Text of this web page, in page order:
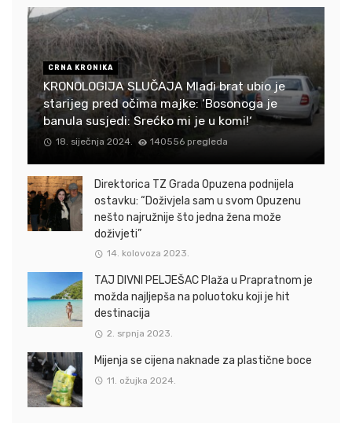
CRNA KRONIKA
KRONOLOGIJA SLUČAJA Mlađi brat ubio je
starijeg pred očima majke: ‘Bosonoga je
banula susjedi: Srećko mi je u komi!‘
18. siječnja 2024. 140556 pregleda
Direktorica TZ Grada Opuzena podnijela
ostavku: “Doživjela sam u svom Opuzenu
nešto najružnije što jedna žena može
doživjeti”
14. kolovoza 2023.
TAJ DIVNI PELJEŠAC Plaža u Prapratnom je
možda najljepša na poluotoku koji je hit
destinacija
2. srpnja 2023.
Mijenja se cijena naknade za plastične boce
11. ožujka 2024.